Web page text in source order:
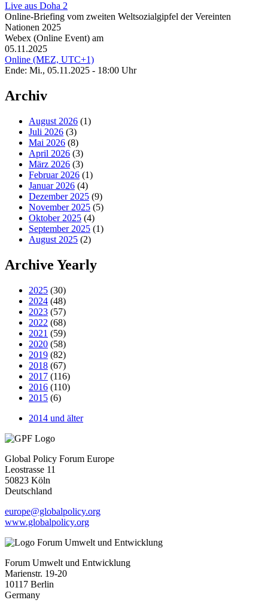
Live aus Doha 2
Online-Briefing vom zweiten Weltsozialgipfel der Vereinten
Nationen 2025
Webex (Online Event) am
05.11.2025
Online (MEZ, UTC+1)
Ende: Mi., 05.11.2025 - 18:00 Uhr
Archiv
August 2026 (1)
Juli 2026 (3)
Mai 2026 (8)
April 2026 (3)
März 2026 (3)
Februar 2026 (1)
Januar 2026 (4)
Dezember 2025 (9)
November 2025 (5)
Oktober 2025 (4)
September 2025 (1)
August 2025 (2)
Archive Yearly
2025 (30)
2024 (48)
2023 (57)
2022 (68)
2021 (59)
2020 (58)
2019 (82)
2018 (67)
2017 (116)
2016 (110)
2015 (6)
2014 und älter
Global Policy Forum Europe
Leostrasse 11
50823 Köln
Deutschland
europe@globalpolicy.org
www.globalpolicy.org
Forum Umwelt und Entwicklung
Marienstr. 19-20
10117 Berlin
Germany